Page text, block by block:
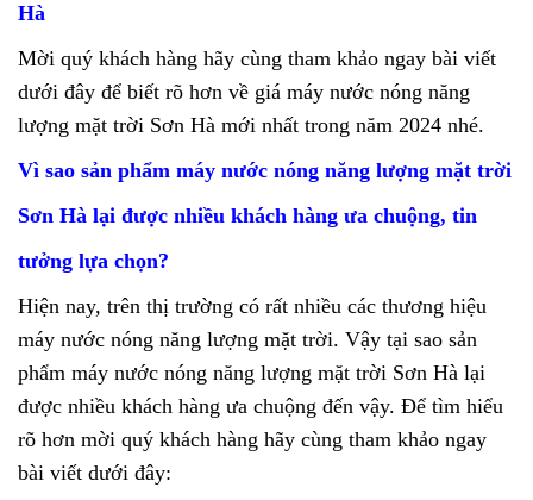
Hà
Mời quý khách hàng hãy cùng tham khảo ngay bài viết
dưới đây để biết rõ hơn về giá máy nước nóng năng
lượng mặt trời Sơn Hà mới nhất trong năm 2024 nhé.
Vì sao sản phẩm máy nước nóng năng lượng mặt trời
Sơn Hà lại được nhiều khách hàng ưa chuộng, tin
tưởng lựa chọn?
Hiện nay, trên thị trường có rất nhiều các thương hiệu
máy nước nóng năng lượng mặt trời. Vậy tại sao sản
phẩm máy nước nóng năng lượng mặt trời Sơn Hà lại
được nhiều khách hàng ưa chuộng đến vậy. Để tìm hiểu
rõ hơn mời quý khách hàng hãy cùng tham khảo ngay
bài viết dưới đây: